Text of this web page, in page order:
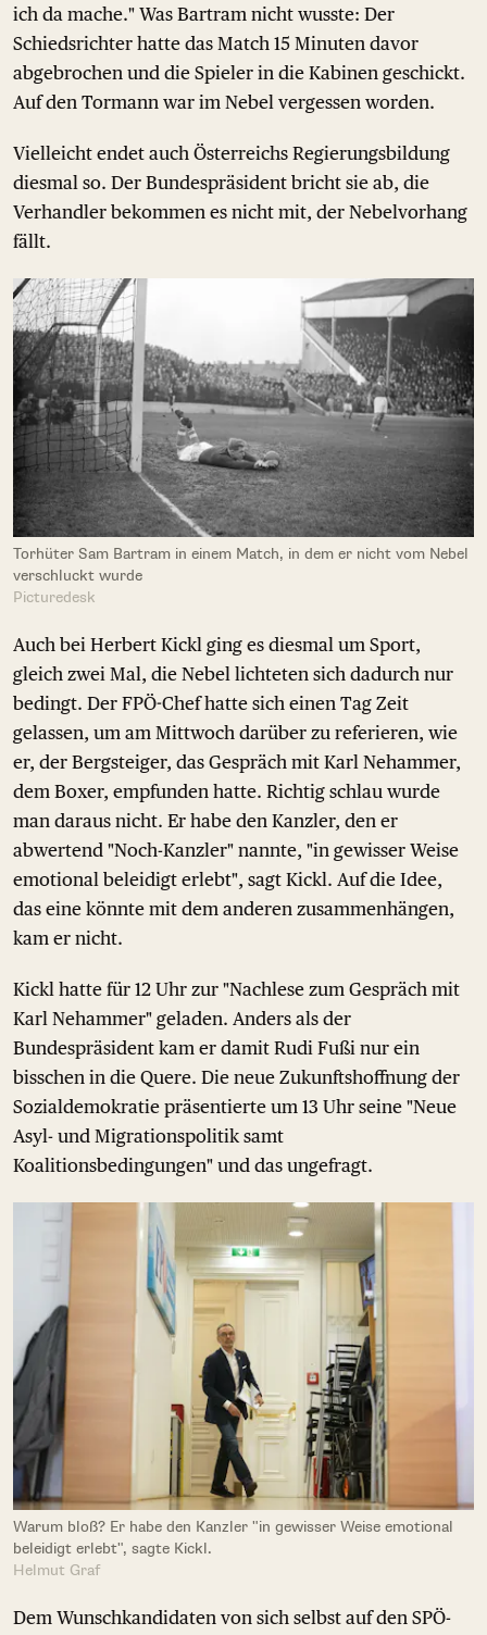
ich da mache." Was Bartram nicht wusste: Der
Schiedsrichter hatte das Match 15 Minuten davor
abgebrochen und die Spieler in die Kabinen geschickt.
Auf den Tormann war im Nebel vergessen worden.
Vielleicht endet auch Österreichs Regierungsbildung
diesmal so. Der Bundespräsident bricht sie ab, die
Verhandler bekommen es nicht mit, der Nebelvorhang
fällt.
Torhüter Sam Bartram in einem Match, in dem er nicht vom Nebel
verschluckt wurde
Picturedesk
Auch bei Herbert Kickl ging es diesmal um Sport,
gleich zwei Mal, die Nebel lichteten sich dadurch nur
bedingt. Der FPÖ-Chef hatte sich einen Tag Zeit
gelassen, um am Mittwoch darüber zu referieren, wie
er, der Bergsteiger, das Gespräch mit Karl Nehammer,
dem Boxer, empfunden hatte. Richtig schlau wurde
man daraus nicht. Er habe den Kanzler, den er
abwertend "Noch-Kanzler" nannte, "in gewisser Weise
emotional beleidigt erlebt", sagt Kickl. Auf die Idee,
das eine könnte mit dem anderen zusammenhängen,
kam er nicht.
Kickl hatte für 12 Uhr zur "Nachlese zum Gespräch mit
Karl Nehammer" geladen. Anders als der
Bundespräsident kam er damit Rudi Fußi nur ein
bisschen in die Quere. Die neue Zukunftshoffnung der
Sozialdemokratie präsentierte um 13 Uhr seine "Neue
Asyl- und Migrationspolitik samt
Koalitionsbedingungen" und das ungefragt.
Warum bloß? Er habe den Kanzler "in gewisser Weise emotional
beleidigt erlebt", sagte Kickl.
Helmut Graf
Dem Wunschkandidaten von sich selbst auf den SPÖ-